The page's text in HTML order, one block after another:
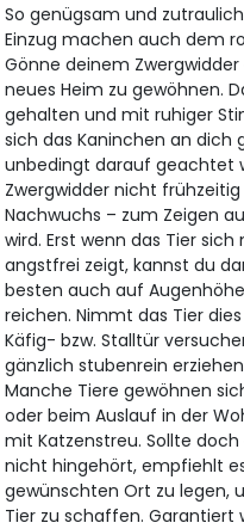
So genügsam und
Einzug machen auch dem
Gönne deinem
neues Heim zu gewöhnen.
gehalten und mit ruhiger
sich das Kaninchen an dich
unbedingt darauf geachtet
Zwergwidder nicht
Nachwuchs – zum Zeigen
wird. Erst wenn das Tier
angstfrei zeigt, kannst du
besten auch auf
reichen. Nimmt das Tier
Käfig- bzw. Stalltür
gänzlich stubenrein
Manche Tiere gewöhnen
oder beim Auslauf in der
mit Katzenstreu. Sollte
nicht hingehört, empfiehlt
gewünschten Ort zu legen,
Tier zu schaffen. Garantiert